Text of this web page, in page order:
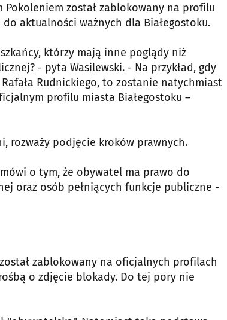
Pokoleniem został zablokowany na profilu
aktualności ważnych dla Białegostoku.
którzy mają inne poglądy niż
- pyta Wasilewski. - Na przykład, gdy
Rudnickiego, to zostanie natychmiast
profilu miasta Białegostoku –
rozważy podjęcie kroków prawnych.
o tym, że obywatel ma prawo do
oraz osób pełniących funkcje publiczne -
zablokowany na oficjalnych profilach
o zdjęcie blokady. Do tej pory nie